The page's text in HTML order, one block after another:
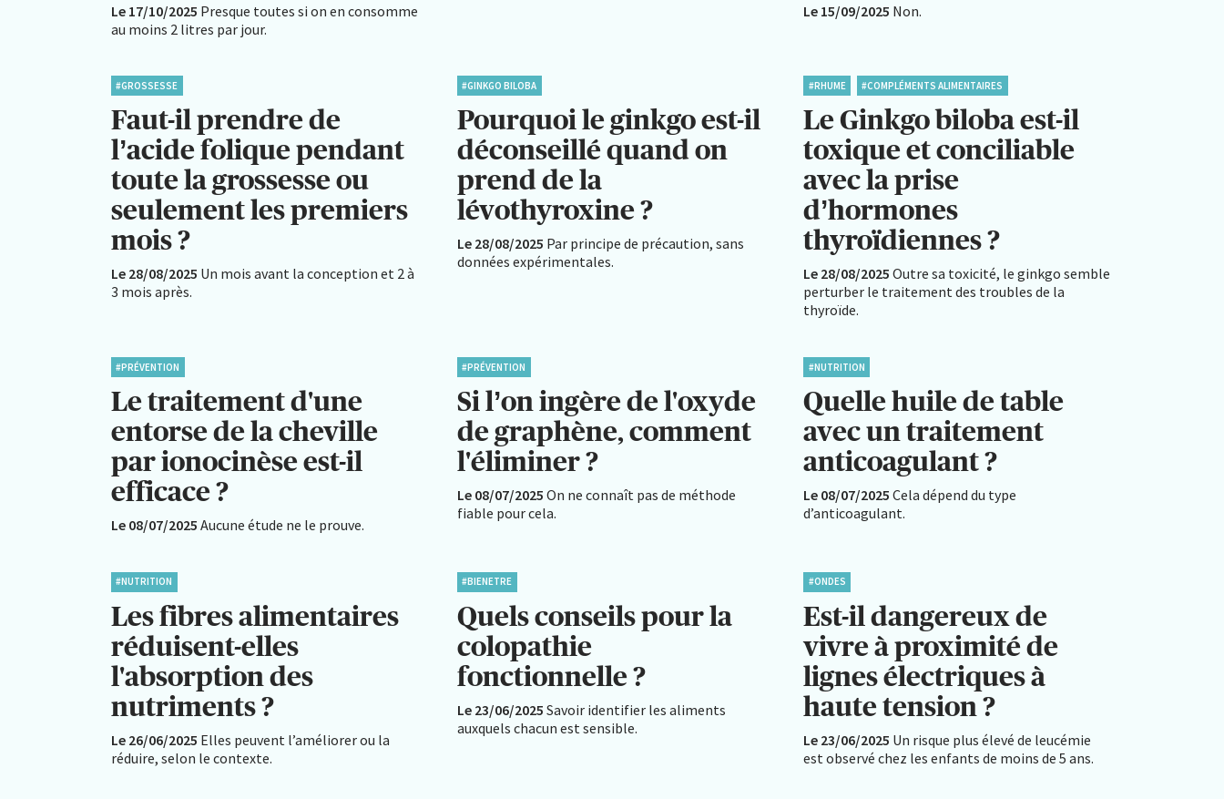
Le 17/10/2025 Presque toutes si on en consomme
au moins 2 litres par jour.
Le 15/09/2025 Non.
#GROSSESSE
Faut-il prendre de
l’acide folique pendant
toute la grossesse ou
seulement les premiers
mois ?
Le 28/08/2025 Un mois avant la conception et 2 à
3 mois après.
#GINKGO BILOBA
Pourquoi le ginkgo est-il
déconseillé quand on
prend de la
lévothyroxine ?
Le 28/08/2025 Par principe de précaution, sans
données expérimentales.
#RHUME #COMPLÉMENTS ALIMENTAIRES
Le Ginkgo biloba est-il
toxique et conciliable
avec la prise
d’hormones
thyroïdiennes ?
Le 28/08/2025 Outre sa toxicité, le ginkgo semble
perturber le traitement des troubles de la
thyroïde.
#PRÉVENTION
Le traitement d'une
entorse de la cheville
par ionocinèse est-il
efficace ?
Le 08/07/2025 Aucune étude ne le prouve.
#PRÉVENTION
Si l’on ingère de l'oxyde
de graphène, comment
l'éliminer ?
Le 08/07/2025 On ne connaît pas de méthode
fiable pour cela.
#NUTRITION
Quelle huile de table
avec un traitement
anticoagulant ?
Le 08/07/2025 Cela dépend du type
d’anticoagulant.
#NUTRITION
Les fibres alimentaires
réduisent-elles
l'absorption des
nutriments ?
Le 26/06/2025 Elles peuvent l’améliorer ou la
réduire, selon le contexte.
#BIENETRE
Quels conseils pour la
colopathie
fonctionnelle ?
Le 23/06/2025 Savoir identifier les aliments
auxquels chacun est sensible.
#ONDES
Est-il dangereux de
vivre à proximité de
lignes électriques à
haute tension ?
Le 23/06/2025 Un risque plus élevé de leucémie
est observé chez les enfants de moins de 5 ans.